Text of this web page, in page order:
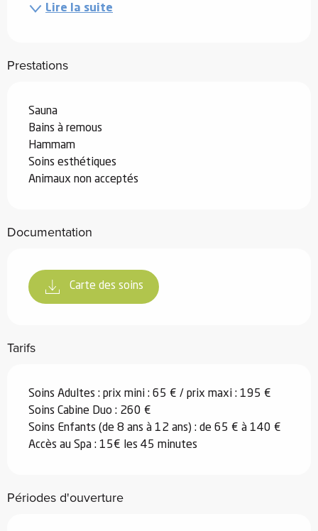
Lire la suite
Prestations
Sauna
Bains à remous
Hammam
Soins esthétiques
Animaux non acceptés
Documentation
Carte des soins
Tarifs
Soins Adultes : prix mini : 65 € / prix maxi : 195 €
Soins Cabine Duo : 260 €
Soins Enfants (de 8 ans à 12 ans) : de 65 € à 140 €
Accès au Spa : 15€ les 45 minutes
Périodes d'ouverture